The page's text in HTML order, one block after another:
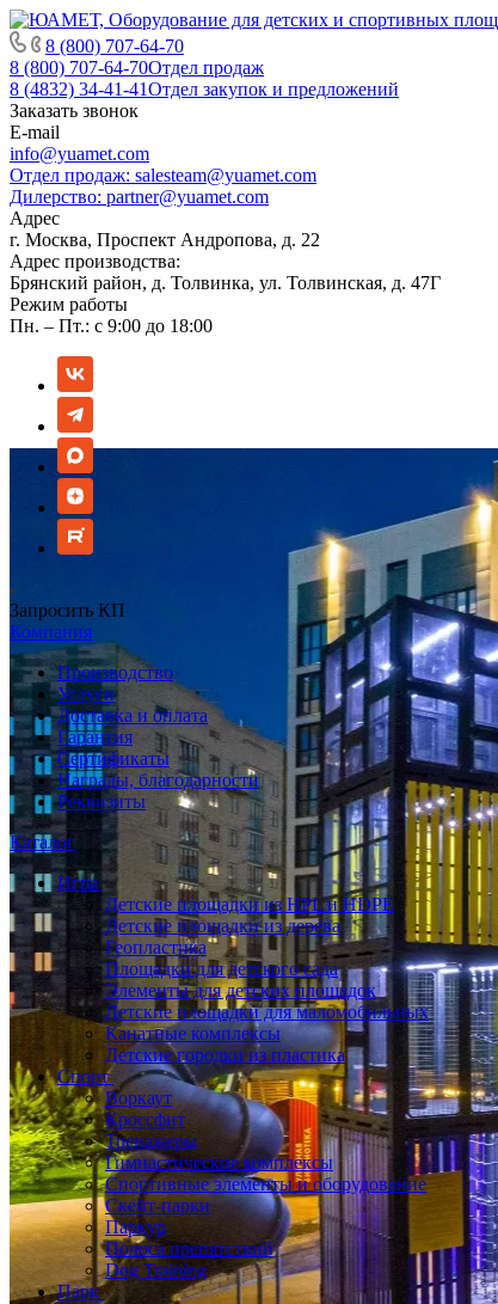
8 (800) 707-64-70
8 (800) 707-64-70Отдел продаж
8 (4832) 34-41-41Отдел закупок и предложений
Заказать звонок
E-mail
info@yuamet.com
Отдел продаж: salesteam@yuamet.com
Дилерство: partner@yuamet.com
Адрес
г. Москва, Проспект Андропова, д. 22
Адрес производства:
Брянский район, д. Толвинка, ул. Толвинская, д. 47Г
Режим работы
Пн. – Пт.: с 9:00 до 18:00
Запросить КП
Компания
Производство
Услуги
Доставка и оплата
Гарантия
Сертификаты
Награды, благодарности
Реквизиты
Каталог
Игра
Детские площадки из HPL и HDPE
Детские площадки из дерева
Геопластика
Площадки для детского сада
Элементы для детских площадок
Детские площадки для маломобильных
Канатные комплексы
Детские городки из пластика
Спорт
Воркаут
Кроссфит
Тренажеры
Гимнастические комплексы
Спортивные элементы и оборудование
Скейт-парки
Паркур
Полоса препятствий
Dog Training
Парк